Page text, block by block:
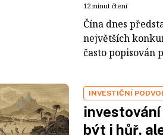
12 minut čtení
Čína dnes
největších
často popisován
INVESTIČNÍ
být i hůř,